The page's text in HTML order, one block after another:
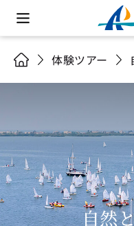
体験ツアー
自然